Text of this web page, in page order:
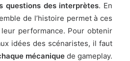
questions des interprètes. En
de l’histoire permet à ces
leur performance. Pour obtenir
idées des scénaristes, il faut
mécaniquede gameplay.